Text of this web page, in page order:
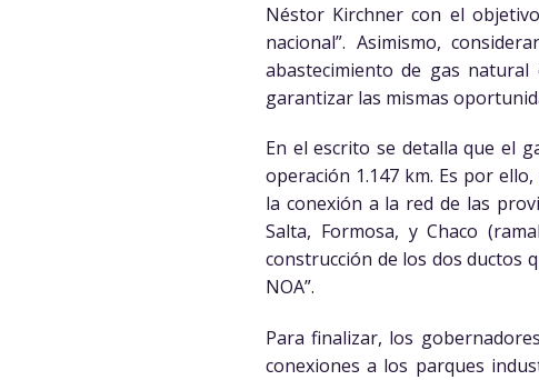
Néstor Kirchner con el
nacional”. Asimismo,
abastecimiento de gas
garantizar las mismas
En el escrito se detalla que el
operación 1.147 km. Es por
la conexión a la red de las
Salta, Formosa, y Chaco
construcción de los dos ductos
NOA”.
Para finalizar, los
conexiones a los parques